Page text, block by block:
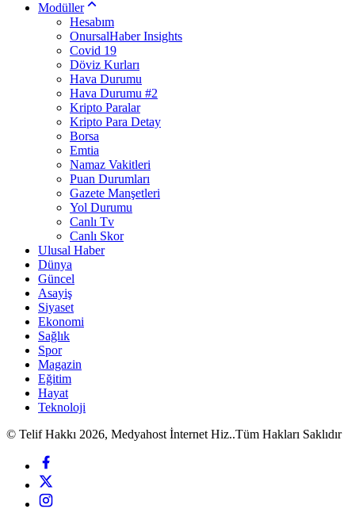
Modüller
Hesabım
OnursalHaber Insights
Covid 19
Döviz Kurları
Hava Durumu
Hava Durumu #2
Kripto Paralar
Kripto Para Detay
Borsa
Emtia
Namaz Vakitleri
Puan Durumları
Gazete Manşetleri
Yol Durumu
Canlı Tv
Canlı Skor
Ulusal Haber
Dünya
Güncel
Asayiş
Siyaset
Ekonomi
Sağlık
Spor
Magazin
Eğitim
Hayat
Teknoloji
© Telif Hakkı 2026, Medyahost İnternet Hiz..Tüm Hakları Saklıdır